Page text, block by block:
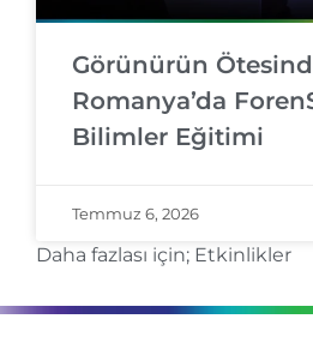
Görünürün
Romanya’da
Bilimler Eğitimi
Temmuz 6, 2026
Daha fazlası için; Etkinlikler